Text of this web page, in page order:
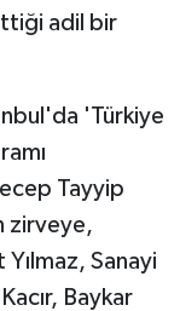
adil bir
'Türkiye
Tayyip
zirveye,
Yılmaz, Sanayi
Baykar